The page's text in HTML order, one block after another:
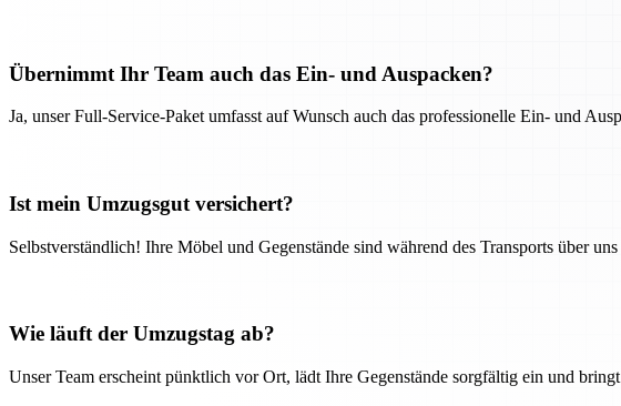
Übernimmt Ihr Team auch das Ein- und Auspacken?
Ja, unser Full-Service-Paket umfasst auf Wunsch auch das professionelle Ein- und
Ist mein Umzugsgut versichert?
Selbstverständlich! Ihre Möbel und Gegenstände sind während des Transports über
Wie läuft der Umzugstag ab?
Unser Team erscheint pünktlich vor Ort, lädt Ihre Gegenstände sorgfältig ein und